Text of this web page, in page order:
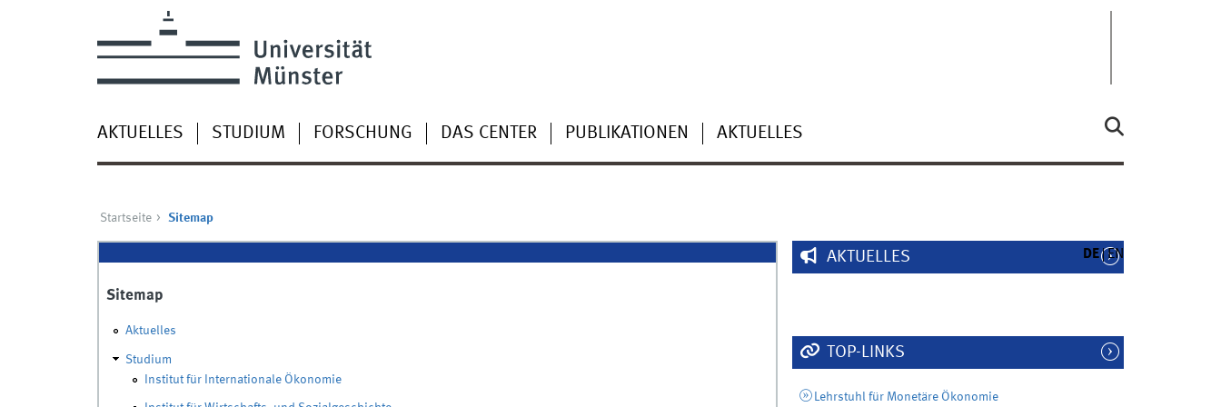
AKTUELLES STUDIUM FORSCHUNG DAS CENTER PUBLIKATIONEN AKTUELLES
DE EN
Startseite Sitemap
Sitemap
Aktuelles
Studium
Institut für Internationale Ökonomie
AKTUELLES
TOP-LINKS
Lehrstuhl für Monetäre Ökonomie